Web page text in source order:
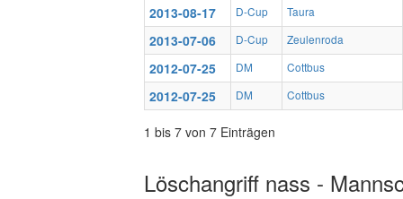
2013-08-17 D-Cup Taura
2013-07-06 D-Cup Zeulenroda
2012-07-25 DM Cottbus
2012-07-25 DM Cottbus
1 bis 7 von 7 Einträgen
Löschangriff nass -